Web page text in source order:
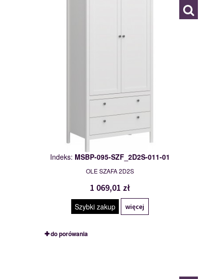
Indeks: MSBP-095-SZF_2D2S-011-01
OLE SZAFA 2D2S
1 069,01 zł
Szybki zakup więcej
do porówania